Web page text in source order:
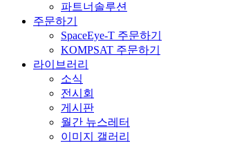
파트너솔루션
주문하기
SpaceEye-T 주문하기
KOMPSAT 주문하기
라이브러리
소식
전시회
게시판
월간 뉴스레터
이미지 갤러리